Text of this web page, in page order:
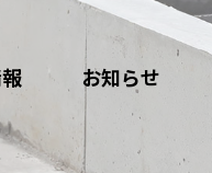
お知らせ